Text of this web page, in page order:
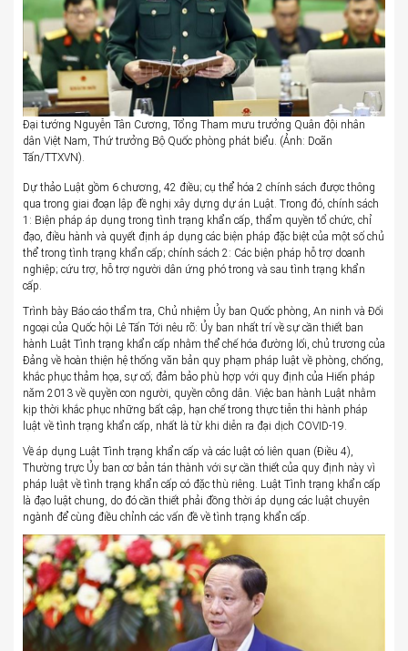
Đại tướng Nguyễn Tân Cương, Tổng Tham mưu trưởng Quân đội nhân
dân Việt Nam, Thứ trưởng Bộ Quốc phòng phát biểu. (Ảnh: Doãn
Tấn/TTXVN).
Dự thảo Luật gồm 6 chương, 42 điều; cụ thể hóa 2 chính sách được thông
qua trong giai đoạn lập đề nghị xây dựng dự án Luật. Trong đó, chính sách
1: Biện pháp áp dụng trong tình trạng khẩn cấp, thẩm quyền tổ chức, chỉ
đạo, điều hành và quyết định áp dụng các biện pháp đặc biệt của một số chủ
thể trong tình trạng khẩn cấp; chính sách 2: Các biện pháp hỗ trợ doanh
nghiệp; cứu trợ, hỗ trợ người dân ứng phó trong và sau tình trạng khẩn
cấp.
Trình bày Báo cáo thẩm tra, Chủ nhiệm Ủy ban Quốc phòng, An ninh và Đối
ngoại của Quốc hội Lê Tấn Tới nêu rõ: Ủy ban nhất trí về sự cần thiết ban
hành Luật Tình trạng khẩn cấp nhằm thể chế hóa đường lối, chủ trương của
Đảng về hoàn thiện hệ thống văn bản quy phạm pháp luật về phòng, chống,
khắc phục thảm họa, sự cố; đảm bảo phù hợp với quy định của Hiến pháp
năm 2013 về quyền con người, quyền công dân. Việc ban hành Luật nhằm
kịp thời khắc phục những bất cập, hạn chế trong thực tiễn thi hành pháp
luật về tình trạng khẩn cấp, nhất là từ khi diễn ra đại dịch COVID-19.
Về áp dụng Luật Tình trạng khẩn cấp và các luật có liên quan (Điều 4),
Thường trực Ủy ban cơ bản tán thành với sự cần thiết của quy định này vì
pháp luật về tình trạng khẩn cấp có đặc thù riêng. Luật Tình trạng khẩn cấp
là đạo luật chung, do đó cần thiết phải đồng thời áp dụng các luật chuyên
ngành để cùng điều chỉnh các vấn đề về tình trạng khẩn cấp.